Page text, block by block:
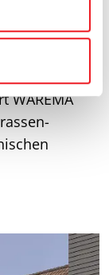
Design is
WAREMA